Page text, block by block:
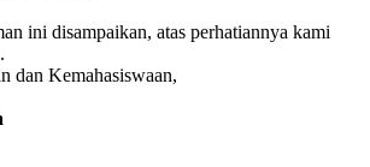
ini disampaikan, atas perhatiannya kami
dan Kemahasiswaan,